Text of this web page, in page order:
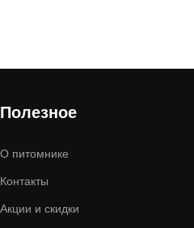
Полезное
О питомнике
Контакты
Акции и скидки